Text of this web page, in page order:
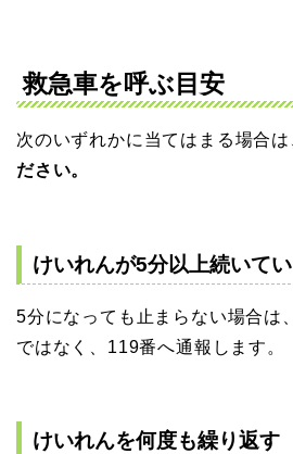
救急車を呼ぶ目安
次のいずれかに当てはまる場合は
ださい。
けいれんが5分以上続いて
5分になっても止まらない場合は
ではなく、119番へ通報します。
けいれんを何度も繰り返す